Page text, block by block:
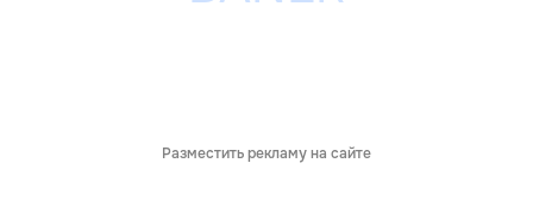
Разместить рекламу на сайте